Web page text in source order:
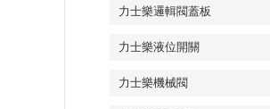
力士樂邏輯閥蓋板
力士樂液位開關
力士樂機械閥